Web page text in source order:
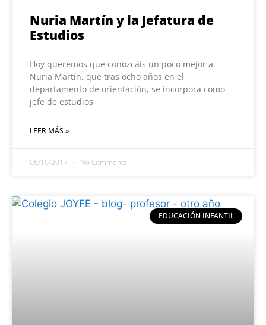
Nuria Martín y la Jefatura de
Estudios
Hoy queremos que conozcáis un poco mejor a
Nuria Martín, que tras ocho años en el
departamento de orientación, se incorpora como
jefe de estudios
LEER MÁS »
06/10/2017 No Comments
EDUCACIÓN INFANTIL